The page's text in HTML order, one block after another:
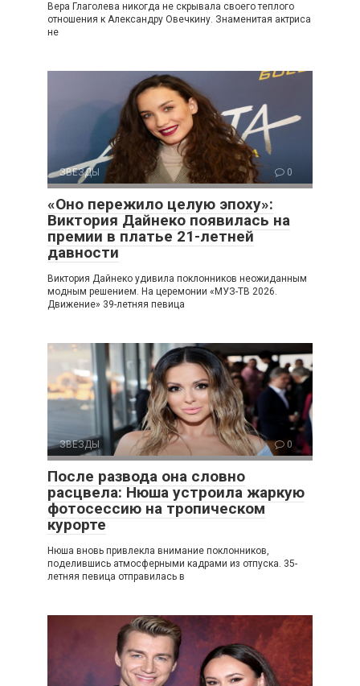
Вера Глаголева никогда не скрывала своего теплого
отношения к Александру Овечкину. Знаменитая актриса
не
ЗВЕЗДЫ 0
«Оно пережило целую эпоху»:
Виктория Дайнеко появилась на
премии в платье 21-летней
давности
Виктория Дайнеко удивила поклонников неожиданным
модным решением. На церемонии «МУЗ-ТВ 2026.
Движение» 39-летняя певица
ЗВЕЗДЫ 0
После развода она словно
расцвела: Нюша устроила жаркую
фотосессию на тропическом
курорте
Нюша вновь привлекла внимание поклонников,
поделившись атмосферными кадрами из отпуска. 35-
летняя певица отправилась в